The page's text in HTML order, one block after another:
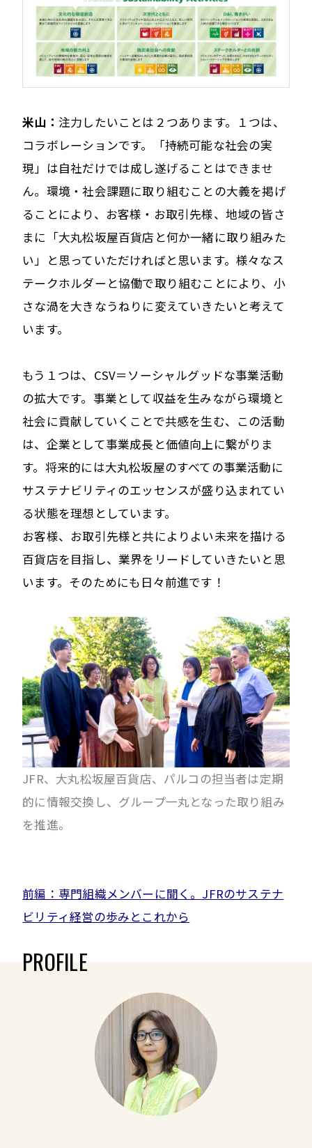
米山： 注力したいことは２つあります。１つは、
コラボレーションです。「持続可能な社会の実
現」は自社だけでは成し遂げることはできませ
ん。環境・社会課題に取り組むことの大義を掲げ
ることにより、お客様・お取引先様、地域の皆さ
まに「大丸松坂屋百貨店と何か一緒に取り組みた
い」と思っていただければと思います。様々なス
テークホルダーと協働で取り組むことにより、小
さな渦を大きなうねりに変えていきたいと考えて
います。
もう１つは、CSV＝ソーシャルグッドな事業活動
の拡大です。事業として収益を生みながら環境と
社会に貢献していくことで共感を生む、この活動
は、企業として事業成長と価値向上に繋がりま
す。将来的には大丸松坂屋のすべての事業活動に
サステナビリティのエッセンスが盛り込まれてい
る状態を理想としています。
お客様、お取引先様と共によりよい未来を描ける
百貨店を目指し、業界をリードしていきたいと思
います。そのためにも日々前進です！
JFR、大丸松坂屋百貨店、パルコの担当者は定期
的に情報交換し、グループ一丸となった取り組み
を推進。
前編：専門組織メンバーに聞く。JFRのサステナ
ビリティ経営の歩みとこれから
PROFILE